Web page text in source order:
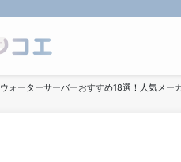
ウォーターサーバーおすすめ18選！人気メー